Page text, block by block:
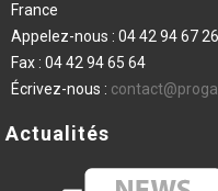
France
Appelez-nous : 04 42 94 67 26
Fax : 04 42 94 65 64
Écrivez-nous :
Actualités